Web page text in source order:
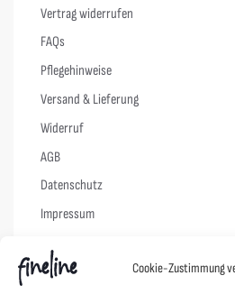
Cookie-Zustimmung
Vertrag widerrufen
FAQs
Pflegehinweise
Versand & Lieferung
Widerruf
AGB
Datenschutz
Impressum